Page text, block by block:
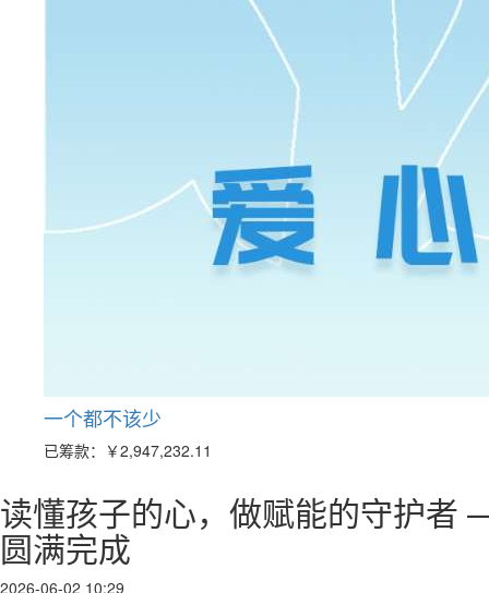
一个都不该少
已筹款： ￥2,947,232.11
读懂孩子的心，做赋能的守护
圆满完成
2026-06-02 10:29